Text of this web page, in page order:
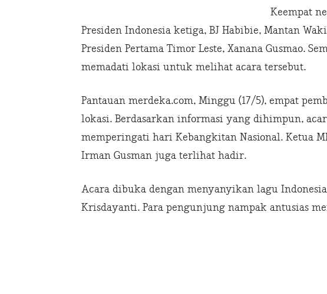
Keempat
Presiden Indonesia ketiga, BJ Habibie, Mantan
Presiden Pertama Timor Leste, Xanana Gusmao.
memadati lokasi untuk melihat acara tersebut.
Pantauan merdeka.com, Minggu (17/5), empat
lokasi. Berdasarkan informasi yang dihimpun,
memperingati hari Kebangkitan Nasional. Ketua
Irman Gusman juga terlihat hadir.
Acara dibuka dengan menyanyikan lagu
Krisdayanti. Para pengunjung nampak antusias